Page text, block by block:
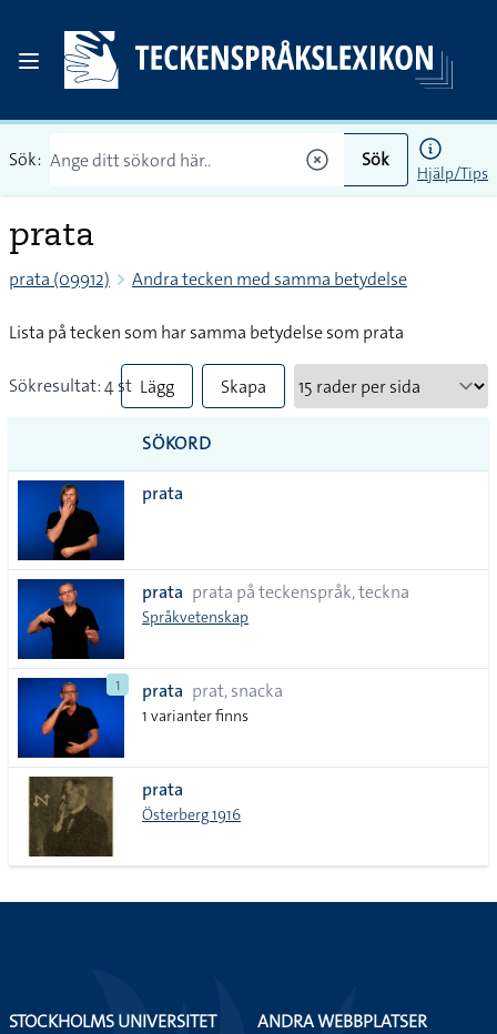
Sök: Sök
Hjälp/Tips
prata
prata (09912) Andra tecken med samma betydelse
Lista på tecken som har samma betydelse som prata
Sökresultat: 4 st Lägg
till
alla i
Skapa
SÖKORD
prata
prata prata på teckenspråk, teckna
Språkvetenskap
1 prata prat, snacka
1 varianter finns
prata
Österberg 1916
STOCKHOLMS UNIVERSITET
ANDRA WEBBPLATSER